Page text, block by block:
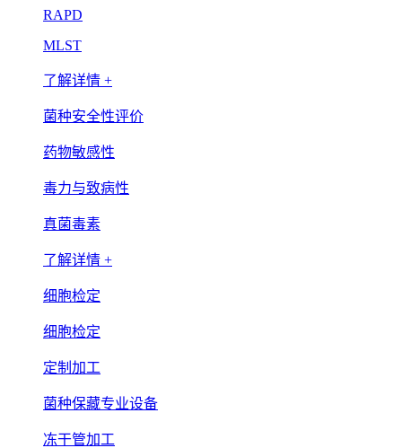
RAPD
MLST
了解详情 +
菌种安全性评价
药物敏感性
毒力与致病性
真菌毒素
了解详情 +
细胞检定
细胞检定
定制加工
菌种保藏专业设备
冻干管加工